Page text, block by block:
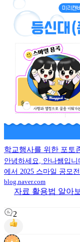
학교행사를 위한 포토
안녕하세요, 안나쌤입
에서 2025 스마일 공모
blog.naver.com
자료 활용법 알아
2